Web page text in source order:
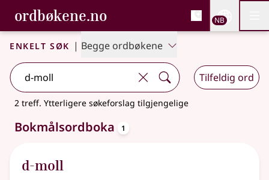
Gå til hovedinnhold
Tilgjengelighet
ordbøkene.no, Bokmålsordboka og
Bokmålsordboka og Nynorskordboka
NB
Enkelt søk | Begge ordbøkene
Tilfeldig ord
2 treff. Ytterligere søkeforslag tilgjengelige
Bokmålsordboka 1
d-moll